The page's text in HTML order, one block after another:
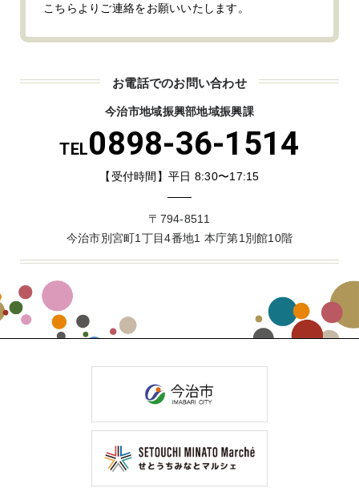
こちらよりご連絡をお願いいたします。
お電話でのお問い合わせ
今治市地域振興部地域振興課
TEL0898-36-1514
【受付時間】平日 8:30〜17:15
〒794-8511
今治市別宮町1丁目4番地1 本庁第1別館10階